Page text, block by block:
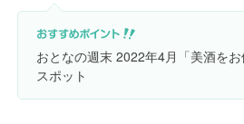
おとなの週末 2022年4月「美酒を
スポット